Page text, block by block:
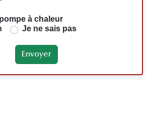
à chaleur
Je ne sais pas